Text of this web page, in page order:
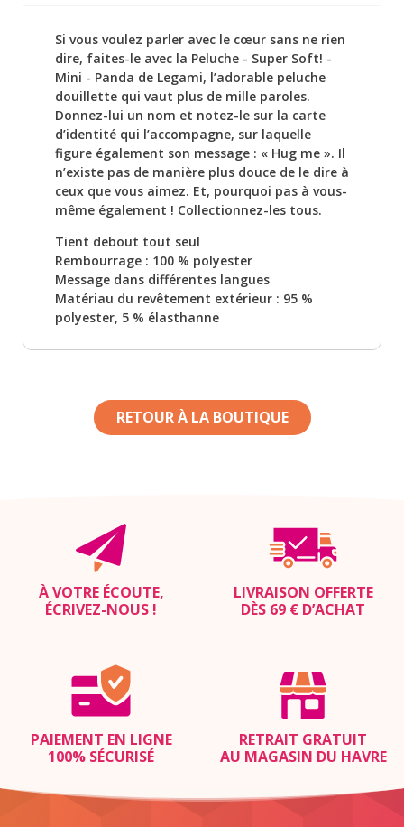
Si vous voulez parler avec le cœur sans ne rien
dire, faites-le avec la Peluche - Super Soft! -
Mini - Panda de Legami, l’adorable peluche
douillette qui vaut plus de mille paroles.
Donnez-lui un nom et notez-le sur la carte
d’identité qui l’accompagne, sur laquelle
figure également son message : « Hug me ». Il
n’existe pas de manière plus douce de le dire à
ceux que vous aimez. Et, pourquoi pas à vous-
même également ! Collectionnez-les tous.
Tient debout tout seul
Rembourrage : 100 % polyester
Message dans différentes langues
Matériau du revêtement extérieur : 95 %
polyester, 5 % élasthanne
RETOUR À LA BOUTIQUE
À VOTRE ÉCOUTE,
ÉCRIVEZ-NOUS !
LIVRAISON OFFERTE
DÈS 69 € D’ACHAT
PAIEMENT EN LIGNE
100% SÉCURISÉ
RETRAIT GRATUIT
AU MAGASIN DU HAVRE